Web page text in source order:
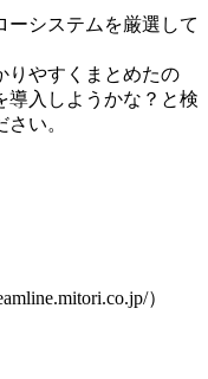
ーシステムを厳選して
りやすくまとめたの
導入しようかな？と検
い。
）